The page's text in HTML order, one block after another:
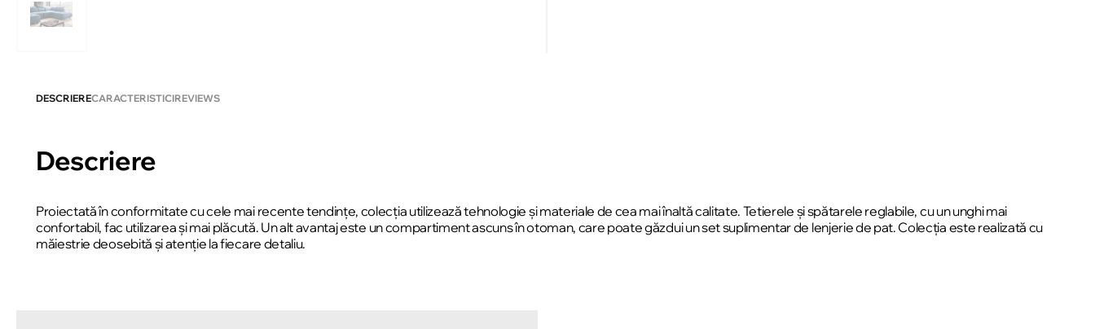
DESCRIERECARACTERISTICIREVIEWS
Descriere
Proiectată în conformitate cu cele mai recente tendințe, colecția utilizează tehnologie și materiale de cea mai înaltă calitate. Tetierele și spătarele reglabile, cu un unghi mai
confortabil, fac utilizarea și mai plăcută. Un alt avantaj este un compartiment ascuns în otoman, care poate găzdui un set suplimentar de lenjerie de pat. Colecția este realizată cu
măiestrie deosebită și atenție la fiecare detaliu.